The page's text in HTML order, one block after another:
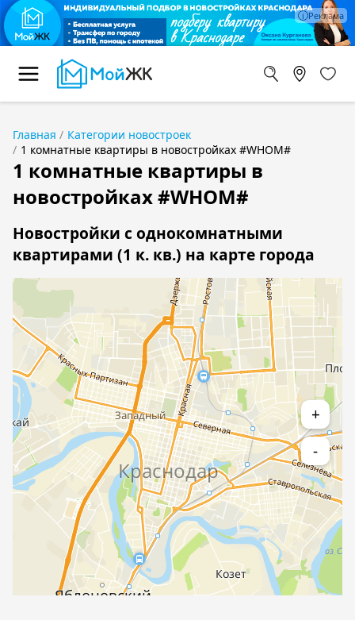
Главная
Категории новостроек
1 комнатные квартиры в новостройках #WHOM#
1 комнатные квартиры в
новостройках #WHOM#
Новостройки с однокомнатными
квартирами (1 к. кв.) на карте города
+
-